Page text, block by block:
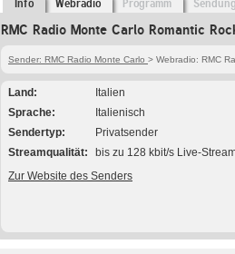
Info Webradio Programm
RMC Radio Monte Carlo Romantic
Sender: RMC Radio Monte Carlo > Webradio: RMC
Land
Italien
Sprache
Italienisch
Sendertyp
Privatsender
Streamqualität
bis zu 128 kbit/s Live-
Zur Website des Senders